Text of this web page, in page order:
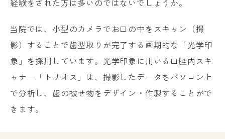
経験をされた方は多いのではないでしょうか。
当院では、小型のカメラでお口の中をスキャン（撮
影）することで歯型取りが完了する画期的な「光学印
象」を採用しています。光学印象に用いる口腔内スキ
ャナー「トリオス」は、撮影したデータをパソコン上
で分析し、歯の被せ物をデザイン・作製することがで
きます。